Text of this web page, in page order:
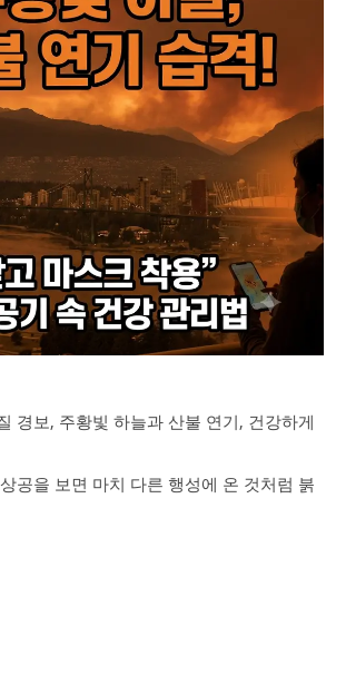
경보, 주황빛 하늘과 산불 연기, 건강하게
공을 보면 마치 다른 행성에 온 것처럼 붉